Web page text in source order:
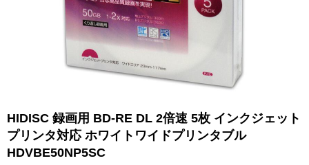
HIDISC 録画用 BD-RE DL 2倍速 5枚 インクジェット
プリンタ対応 ホワイトワイドプリンタブル
HDVBE50NP5SC